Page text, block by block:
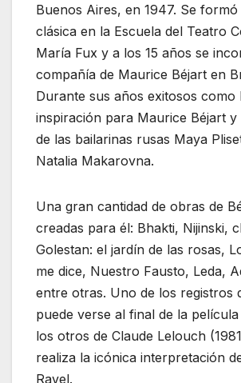
Buenos Aires, en 1947. Se
clásica en la Escuela del Teatro
María Fux y a los 15 años se
compañía de Maurice Béjart en
Durante sus años exitosos como
inspiración para Maurice Béjart y
de las bailarinas rusas Maya
Natalia Makarovna.
Una gran cantidad de obras de
creadas para él: Bhakti, Nijinski,
Golestan: el jardín de las rosas,
me dice, Nuestro Fausto, Leda,
entre otras. Uno de los registros
puede verse al final de la
los otros de Claude Lelouch
realiza la icónica interpretación
Ravel.